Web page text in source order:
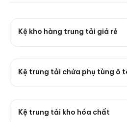
Kệ kho hàng trung tải giá rẻ
Kệ trung tải chứa phụ tùng ô
Kệ trung tải kho hóa chất